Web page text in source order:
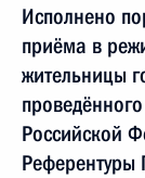
Исполнено
приёма в
жительницы
Российской
Референтуры